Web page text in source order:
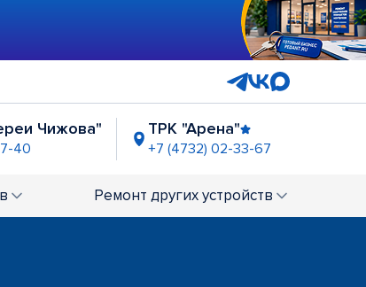
Чижова"
40
ТРК "Арена"
+7 (4732) 02-33-67
02-60-93 Ремонт других устройств